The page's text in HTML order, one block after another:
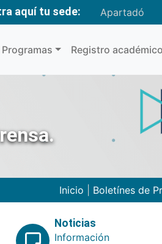
aquí tu sede: Apartadó
Programas Registro académico
Inicio Boletínes de
Noticias
Información